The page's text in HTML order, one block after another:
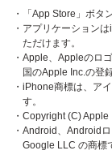
・「App Store」ボタ
・アプリケーション
ただけます。
・Apple、Appleのロ
国のApple Inc.の登
・iPhone商標は、ア
す。
・Copyright (C)
・Android、Android
Google LLC の商標